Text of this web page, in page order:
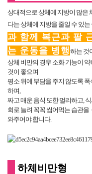
상대적으로 상체에 지방이 많은
다는 상체에 지방을 줄일 수 있는
과 함께 복근과 팔
는 운동을 병행하는 것
상체 비만의 경우 소화 기능이
것이 좋으며
평소 위에 부담을 주지 않도록
하며,
짜고 매운 음식 또한 멀리하고,
회로 늘려 꼭꼭 씹어먹는 습관을
와주어야 합니다.
하체비만형